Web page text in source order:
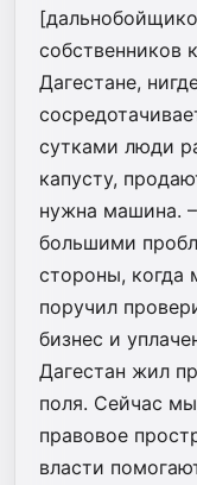
собственников
Дагестане,
сутками люди
капусту,
нужна машина.
большими
стороны, когда
поручил
бизнес и
Дагестан жил
поля. Сейчас
правовое
власти